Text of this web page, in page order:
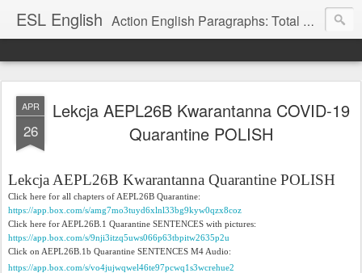
ESL English Action English Paragraphs: Total Physical Response (TPR) Paragraphs for the High School and Adult Language Student
APR
26
Lekcja AEPL26B Kwarantanna COVID-19
Quarantine POLISH
Lekcja AEPL26B Kwarantanna Quarantine POLISH
Click here for all chapters of AEPL26B Quarantine:
https://app.box.com/s/amg7mo3tuyd6xlnl33bg9kyw0qzx8coz
Click here for AEPL26B.1 Quarantine SENTENCES with pictures:
https://app.box.com/s/9nji3itzq5uws066p63tbpitw2635p2u
Click on AEPL26B.1b Quarantine SENTENCES M4 Audio:
https://app.box.com/s/vo4jujwqwel46te97pcwq1s3wcrehue2